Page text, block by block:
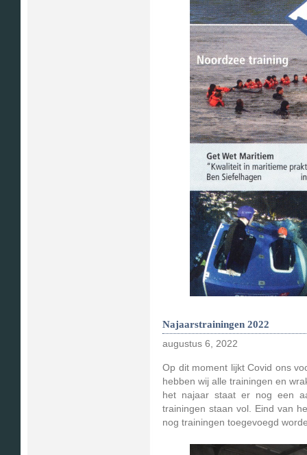
Najaarstrainingen 2022
augustus 6, 2022
Op dit moment lijkt Covid ons
hebben wij alle trainingen en
het najaar staat er nog een
trainingen staan vol. Eind van
nog trainingen toegevoegd